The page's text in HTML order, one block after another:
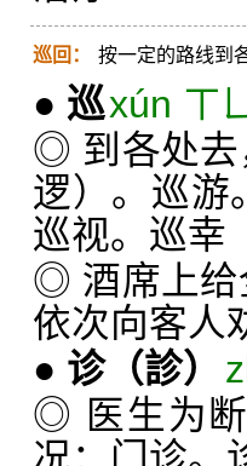
巡回： 按一定的路线到
● 巡xún ㄒ
◎ 到各处去
逻）。巡游
巡视。巡幸
◎ 酒席上给
依次向客人
● 诊（診）
◎ 医生为